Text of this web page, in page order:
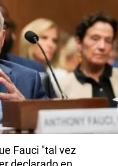
Fauci "tal vez